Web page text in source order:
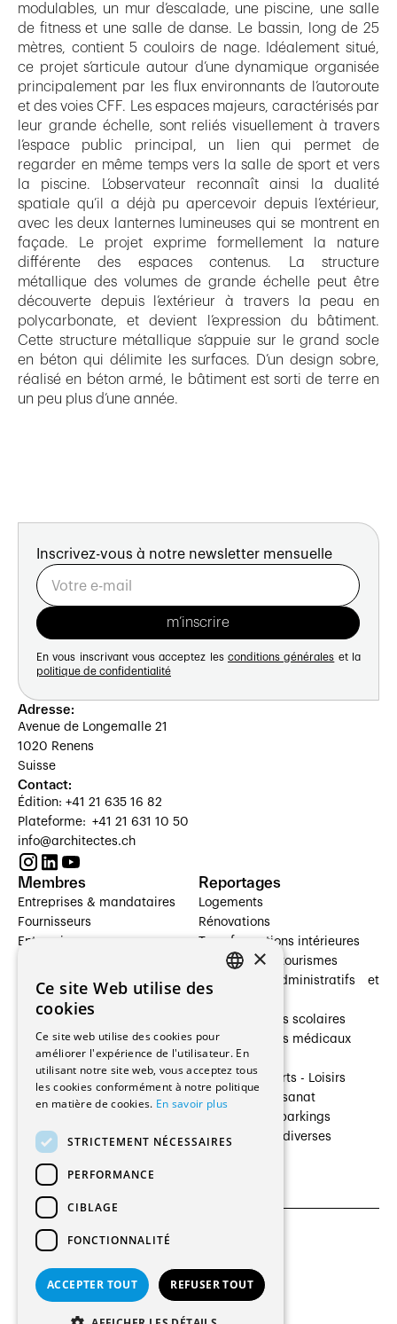
modulables, un mur d’escalade, une piscine, une salle
de fitness et une salle de danse. Le bassin, long de 25
mètres, contient 5 couloirs de nage. Idéalement situé,
ce projet s’articule autour d’une dynamique organisée
principalement par les flux environnants de l’autoroute
et des voies CFF. Les espaces majeurs, caractérisés par
leur grande échelle, sont reliés visuellement à travers
l’espace public principal, un lien qui permet de
regarder en même temps vers la salle de sport et vers
la piscine. L’observateur reconnaît ainsi la dualité
spatiale qu’il a déjà pu apercevoir depuis l’extérieur,
avec les deux lanternes lumineuses qui se montrent en
façade. Le projet exprime formellement la nature
différente des espaces contenus. La structure
métallique des volumes de grande échelle peut être
découverte depuis l’extérieur à travers la peau en
polycarbonate, et devient l’expression du bâtiment.
Cette structure métallique s’appuie sur le grand socle
en béton qui délimite les surfaces. D’un design sobre,
réalisé en béton armé, le bâtiment est sorti de terre en
un peu plus d’une année.
Inscrivez-vous à notre newsletter mensuelle
En vous inscrivant vous acceptez les conditions générales et la
politique de confidentialité
Adresse:
Avenue de Longemalle 21
1020 Renens
Suisse
Contact:
Édition: +41 21 635 16 82
Plateforme: +41 21 631 10 50
info@architectes.ch
Membres
Entreprises & mandataires
Fournisseurs
Entreprises
Architectes paysagistes
Architectes d'intérieur
Entreprises générales
Ingénieurs et mandataires
Fabricants / Fournisseurs
Régies immobilières
Gestion PPE
Reportages
Logements
Rénovations
Transformations intérieures
Hôtelleries et tourismes
Bâtiments administratifs et
Établissements scolaires
Établissements médicaux
Villas
Cultures - Sports - Loisirs
Industrie - Artisanat
Transports et parkings
Constructions diverses
© 2026 Tous droits réservés
CGU et Politique de confidentialités
×
Ce site Web utilise des
cookies
Ce site web utilise des cookies pour
améliorer l'expérience de l'utilisateur. En
utilisant notre site web, vous acceptez tous
les cookies conformément à notre politique
en matière de cookies. En savoir plus
STRICTEMENT NÉCESSAIRES
PERFORMANCE
CIBLAGE
FONCTIONNALITÉ
ACCEPTER TOUT REFUSER TOUT